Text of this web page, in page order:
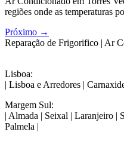
regiões onde as temperaturas
Próximo →
Reparação de Frigorifico | Ar
Lisboa:
| Lisboa e Arredores |
Margem Sul:
| Almada | Seixal | Laranjeiro |
Palmela |